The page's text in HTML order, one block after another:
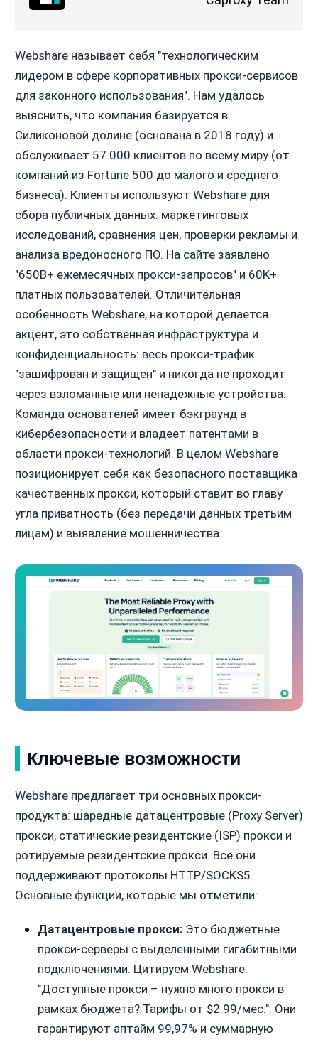
Webshare называет себя "технологическим
лидером в сфере корпоративных прокси-сервисов
для законного использования". Нам удалось
выяснить, что компания базируется в
Силиконовой долине (основана в 2018 году) и
обслуживает 57 000 клиентов по всему миру (от
компаний из Fortune 500 до малого и среднего
бизнеса). Клиенты используют Webshare для
сбора публичных данных: маркетинговых
исследований, сравнения цен, проверки рекламы и
анализа вредоносного ПО. На сайте заявлено
"650B+ ежемесячных прокси-запросов" и 60K+
платных пользователей. Отличительная
особенность Webshare, на которой делается
акцент, это собственная инфраструктура и
конфиденциальность: весь прокси-трафик
"зашифрован и защищен" и никогда не проходит
через взломанные или ненадежные устройства.
Команда основателей имеет бэкграунд в
кибербезопасности и владеет патентами в
области прокси-технологий. В целом Webshare
позиционирует себя как безопасного поставщика
качественных прокси, который ставит во главу
угла приватность (без передачи данных третьим
лицам) и выявление мошенничества.
Ключевые возможности
Webshare предлагает три основных прокси-
продукта: шаредные датацентровые (Proxy Server)
прокси, статические резидентские (ISP) прокси и
ротируемые резидентские прокси. Все они
поддерживают протоколы HTTP/SOCKS5.
Основные функции, которые мы отметили:
Датацентровые прокси:Это бюджетные
прокси-серверы с выделенными гигабитными
подключениями. Цитируем Webshare:
"Доступные прокси – нужно много прокси в
рамках бюджета? Тарифы от $2.99/мес.". Они
гарантируют аптайм 99,97% и суммарную